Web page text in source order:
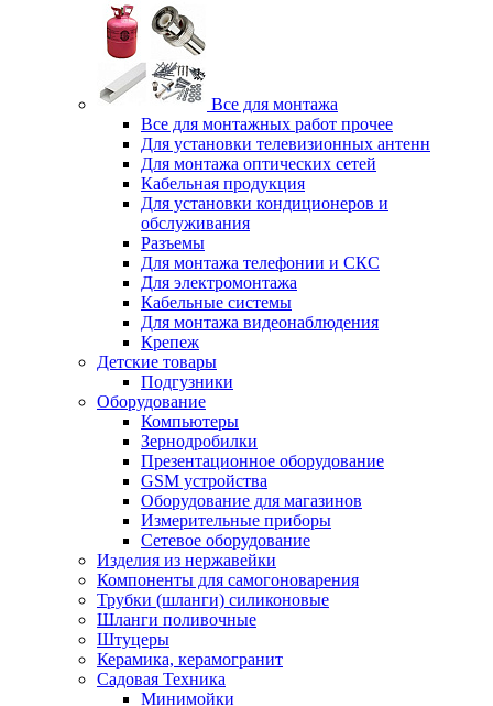
Все для монтажа
Все для монтажных работ прочее
Для установки телевизионных антенн
Для монтажа оптических сетей
Кабельная продукция
Для установки кондиционеров и
обслуживания
Разъемы
Для монтажа телефонии и СКС
Для электромонтажа
Кабельные системы
Для монтажа видеонаблюдения
Крепеж
Детские товары
Подгузники
Оборудование
Компьютеры
Зернодробилки
Презентационное оборудование
GSM устройства
Оборудование для магазинов
Измерительные приборы
Сетевое оборудование
Изделия из нержавейки
Компоненты для самогоноварения
Трубки (шланги) силиконовые
Шланги поливочные
Штуцеры
Керамика, керамогранит
Садовая Техника
Минимойки